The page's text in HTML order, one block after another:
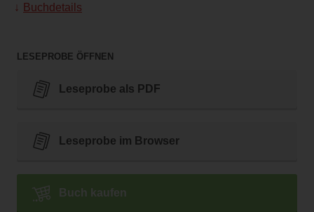
Buchdetails
LESEPROBE ÖFFNEN
Leseprobe als PDF
Leseprobe im Browser
Buch kaufen